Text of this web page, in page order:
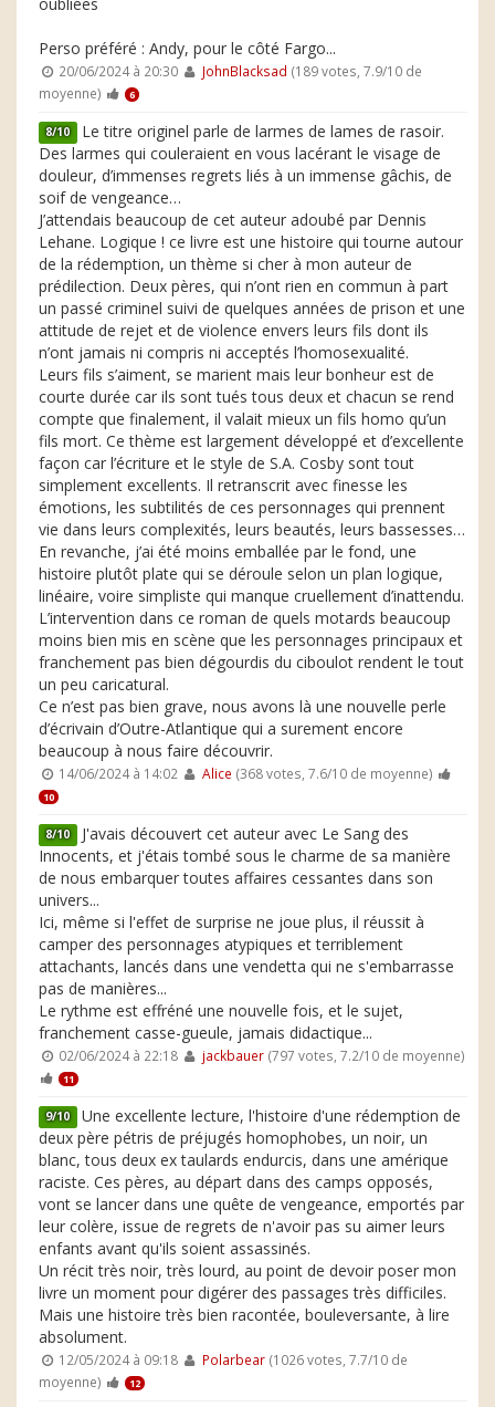
Perso préféré : Andy, pour le côté Fargo...
20/06/2024 à 20:30 JohnBlacksad (189 votes, 7.9/10 de
moyenne)
6
8/10 Le titre originel parle de larmes de lames de rasoir.
Des larmes qui couleraient en vous lacérant le visage de
douleur, d’immenses regrets liés à un immense gâchis, de
soif de vengeance…
J’attendais beaucoup de cet auteur adoubé par Dennis
Lehane. Logique ! ce livre est une histoire qui tourne autour
de la rédemption, un thème si cher à mon auteur de
prédilection. Deux pères, qui n’ont rien en commun à part
un passé criminel suivi de quelques années de prison et une
attitude de rejet et de violence envers leurs fils dont ils
n’ont jamais ni compris ni acceptés l’homosexualité.
Leurs fils s’aiment, se marient mais leur bonheur est de
courte durée car ils sont tués tous deux et chacun se rend
compte que finalement, il valait mieux un fils homo qu’un
fils mort. Ce thème est largement développé et d’excellente
façon car l’écriture et le style de S.A. Cosby sont tout
simplement excellents. Il retranscrit avec finesse les
émotions, les subtilités de ces personnages qui prennent
vie dans leurs complexités, leurs beautés, leurs bassesses…
En revanche, j’ai été moins emballée par le fond, une
histoire plutôt plate qui se déroule selon un plan logique,
linéaire, voire simpliste qui manque cruellement d’inattendu.
L’intervention dans ce roman de quels motards beaucoup
moins bien mis en scène que les personnages principaux et
franchement pas bien dégourdis du ciboulot rendent le tout
un peu caricatural.
Ce n’est pas bien grave, nous avons là une nouvelle perle
d’écrivain d’Outre-Atlantique qui a surement encore
beaucoup à nous faire découvrir.
14/06/2024 à 14:02 Alice (368 votes, 7.6/10 de moyenne)
10
8/10 J'avais découvert cet auteur avec Le Sang des
Innocents, et j'étais tombé sous le charme de sa manière
de nous embarquer toutes affaires cessantes dans son
univers...
Ici, même si l'effet de surprise ne joue plus, il réussit à
camper des personnages atypiques et terriblement
attachants, lancés dans une vendetta qui ne s'embarrasse
pas de manières...
Le rythme est effréné une nouvelle fois, et le sujet,
franchement casse-gueule, jamais didactique...
02/06/2024 à 22:18 jackbauer(797 votes, 7.2/10 de moyenne)
11
9/10 Une excellente lecture, l'histoire d'une rédemption de
deux père pétris de préjugés homophobes, un noir, un
blanc, tous deux ex taulards endurcis, dans une amérique
raciste. Ces pères, au départ dans des camps opposés,
vont se lancer dans une quête de vengeance, emportés par
leur colère, issue de regrets de n'avoir pas su aimer leurs
enfants avant qu'ils soient assassinés.
Un récit très noir, très lourd, au point de devoir poser mon
livre un moment pour digérer des passages très difficiles.
Mais une histoire très bien racontée, bouleversante, à lire
absolument.
12/05/2024 à 09:18 Polarbear(1026 votes, 7.7/10 de
moyenne)
12